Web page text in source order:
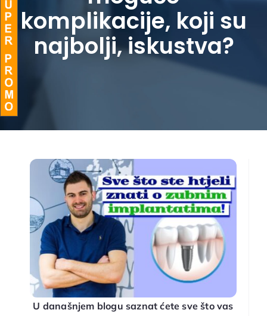
BLOG
komplikacije, koji su
najbolji, iskustva?
U današnjem blogu saznat ćete sve što vas